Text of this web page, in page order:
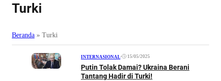
Turki
Beranda » Turki
INTERNASIONAL• 15/05/2025
Putin Tolak Damai? Ukraina Berani
Tantang Hadir di Turki!